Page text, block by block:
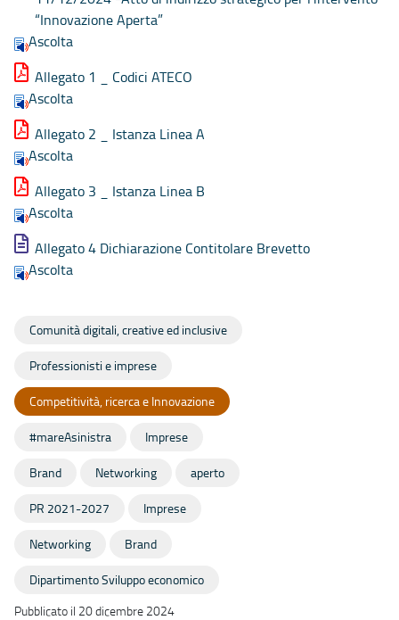
“Innovazione Aperta”
Ascolta
Allegato 1 _ Codici ATECO
Ascolta
Allegato 2 _ Istanza Linea A
Ascolta
Allegato 3 _ Istanza Linea B
Ascolta
Allegato 4 Dichiarazione Contitolare Brevetto
Ascolta
Comunità digitali, creative ed inclusive
Professionisti e imprese
Competitività, ricerca e Innovazione
#mareAsinistra Imprese
Brand Networking aperto
PR 2021-2027 Imprese
Networking Brand
Dipartimento Sviluppo economico
Pubblicato il 20 dicembre 2024